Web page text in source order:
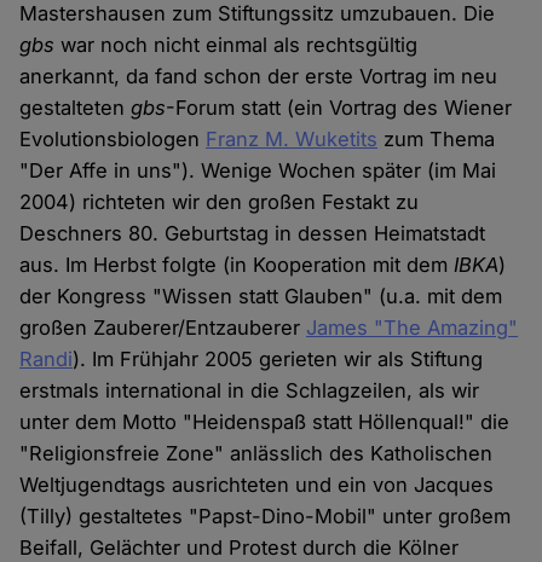
Mastershausen zum Stiftungssitz umzubauen. Die
gbs war noch nicht einmal als rechtsgültig
anerkannt, da fand schon der erste Vortrag im neu
gestaltetengbs-Forum statt (ein Vortrag des Wiener
Evolutionsbiologen Franz M. Wuketits zum Thema
"Der Affe in uns"). Wenige Wochen später (im Mai
2004) richteten wir den großen Festakt zu
Deschners 80. Geburtstag in dessen Heimatstadt
aus. Im Herbst folgte (in Kooperation mit demIBKA)
der Kongress "Wissen statt Glauben" (u.a. mit dem
großen Zauberer/Entzauberer James "The Amazing"
Randi). Im Frühjahr 2005 gerieten wir als Stiftung
erstmals international in die Schlagzeilen, als wir
unter dem Motto "Heidenspaß statt Höllenqual!" die
"Religionsfreie Zone" anlässlich des Katholischen
Weltjugendtags ausrichteten und ein von Jacques
(Tilly) gestaltetes "Papst-Dino-Mobil" unter großem
Beifall, Gelächter und Protest durch die Kölner